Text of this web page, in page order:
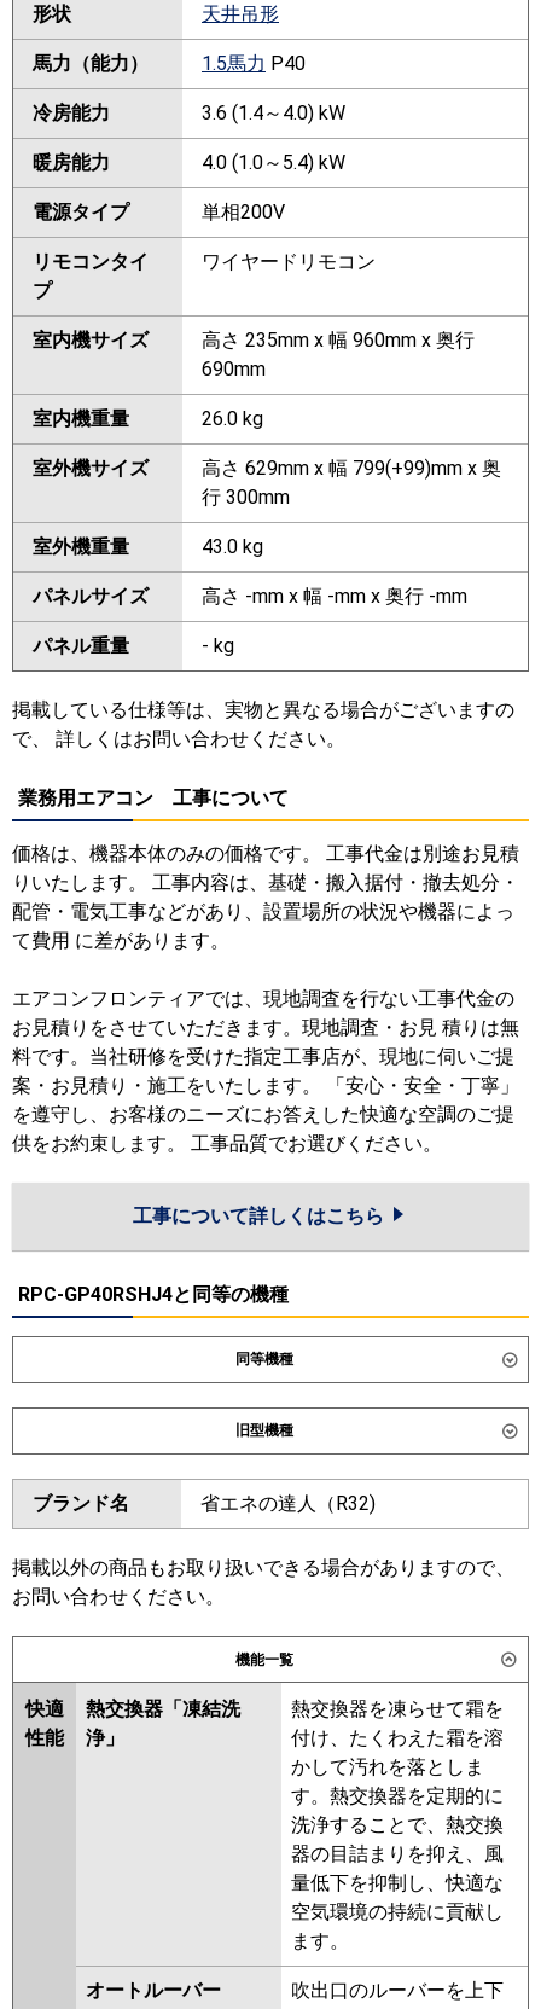
形状 天井吊形
馬力（能力） 1.5馬力 P40
冷房能力 3.6 (1.4～4.0) kW
暖房能力 4.0 (1.0～5.4) kW
電源タイプ 単相200V
リモコンタイ
プ
ワイヤードリモコン
室内機サイズ
高さ 235mm x 幅 960mm x 奥行
690mm
室内機重量 26.0 kg
室外機サイズ
高さ 629mm x 幅 799(+99)mm x 奥
行 300mm
室外機重量 43.0 kg
パネルサイズ 高さ -mm x 幅 -mm x 奥行 -mm
パネル重量 - kg
掲載している仕様等は、実物と異なる場合がございますの
で、 詳しくはお問い合わせください。
業務用エアコン 工事について
価格は、機器本体のみの価格です。 工事代金は別途お見積
りいたします。 工事内容は、基礎・搬入据付・撤去処分・
配管・電気工事などがあり、設置場所の状況や機器によっ
て費用 に差があります。
エアコンフロンティアでは、現地調査を行ない工事代金の
お見積りをさせていただきます。現地調査・お見 積りは無
料です。当社研修を受けた指定工事店が、現地に伺いご提
案・お見積り・施工をいたします。 「安心・安全・丁寧」
を遵守し、お客様のニーズにお答えした快適な空調のご提
供をお約束します。 工事品質でお選びください。
工事について詳しくはこちら
RPC-GP40RSHJ4と同等の機種
同等機種
ダイキン SZRH40CNV SZRH40CV
SZRHU40CV
東芝
GCSA04013JMUB
GCSA04013JXU
三菱電機 PCZ-ERMP40SK6 PCZ-
ERMP40SKL6
日立 RPC-GP40RSHJ11
三菱重工
パナソニック PA-P40T7SHNCX PA-P40T7SHNC
PA-P40T7SHC
旧型機種
ダイキン SZRH40BYV SZRH40BYNV
SZRHU40BYV
SZRH40BJV
SZRH40BJNV SZRU40BJV
SZRU40BJNV SZRHU40BJV
SZRH40BFV
SZRHU40BFV
SZRH40BCNV SZRH40BCV
SZRU40BCV SZRU40BCNV
RCSA04043JMUB
RCSA04043JMU RCSA04043JXU
RCSA04033JM RCSA04033JX
ACSA04087JX ACSA04087JM
PCZ-ERMP40SKL5 PCZ-
ERMP40SK5 PCZ-ERMP40SKL4
PCZ-ERMP40SK4
ERMP40SK3 PCZ-ERMP40SKL3
ブランド名 省エネの達人（R32)
掲載以外の商品もお取り扱いできる場合がありますので、
お問い合わせください。
機能一覧
快適
性能
熱交換器「凍結洗
浄」
熱交換器を凍らせて霜を
付け、たくわえた霜を溶
かして汚れを落としま
す。熱交換器を定期的に
洗浄することで、熱交換
器の目詰まりを抑え、風
量低下を抑制し、快適な
空気環境の持続に貢献し
ます。
オートルーバー
吹出口のルーバーを上下